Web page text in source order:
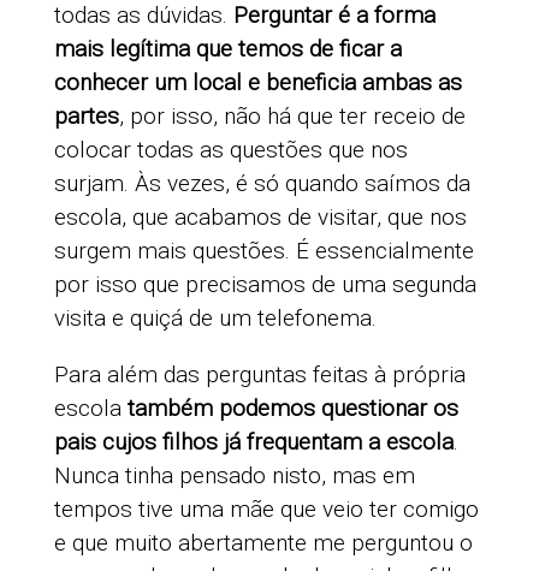
todas as dúvidas. Perguntar é a forma
mais legítima que temos de ficar a
conhecer um local e beneficia ambas as
partes, por isso, não há que ter receio de
colocar todas as questões que nos
surjam. Às vezes, é só quando saímos da
escola, que acabamos de visitar, que nos
surgem mais questões. É essencialmente
por isso que precisamos de uma segunda
visita e quiçá de um telefonema.
Para além das perguntas feitas à própria
escola também podemos questionar os
pais cujos filhos já frequentam a escola.
Nunca tinha pensado nisto, mas em
tempos tive uma mãe que veio ter comigo
e que muito abertamente me perguntou o